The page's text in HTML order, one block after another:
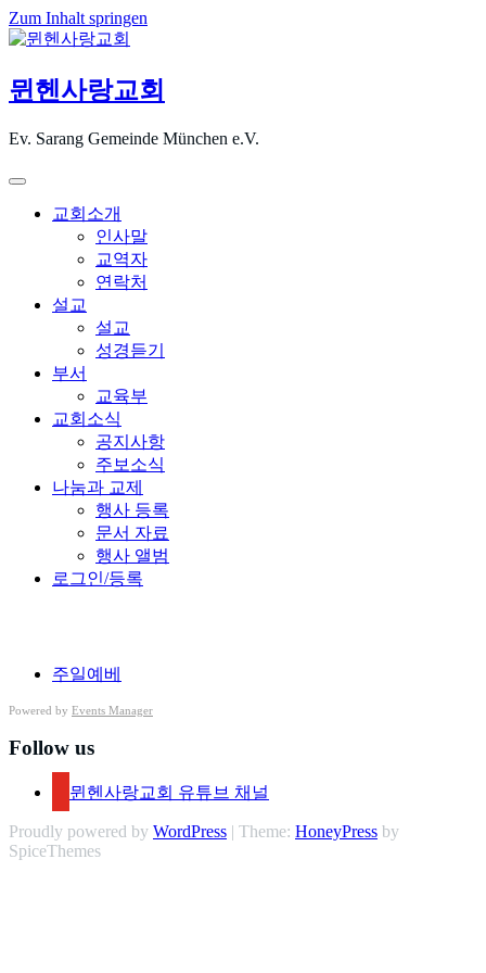
Zum Inhalt springen
뮌헨사랑교회
Ev. Sarang Gemeinde München e.V.
교회소개
인사말
교역자
연락처
설교
설교
성경듣기
부서
교육부
교회소식
공지사항
주보소식
나눔과 교제
행사 등록
문서 자료
행사 앨범
로그인/등록
주일예베
Powered by Events Manager
Follow us
뮌헨사랑교회 유튜브 채널
Proudly powered by WordPress | Theme: HoneyPress by
SpiceThemes